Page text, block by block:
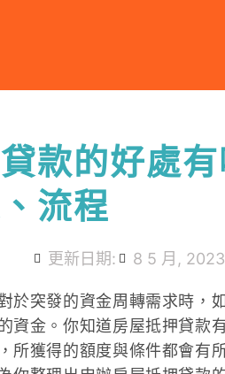
款的好處
流程
更新日期: 8 5 月, 2023
於突發的資金周轉需求時，
資金。你知道房屋抵押貸款
所獲得的額度與條件都會有